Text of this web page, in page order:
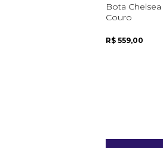
Bota
Couro
R$ 559,00